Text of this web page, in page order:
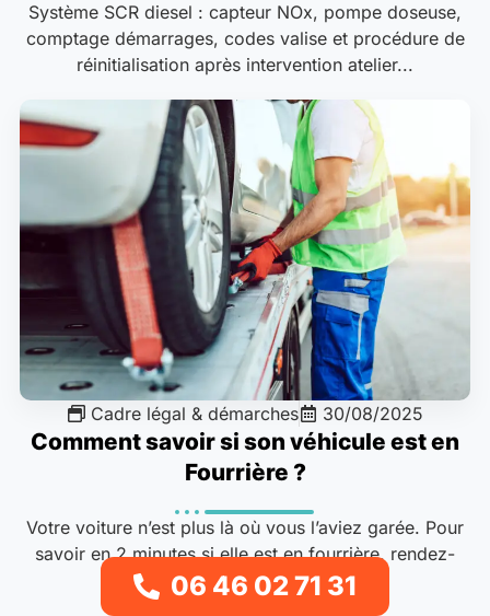
Système SCR diesel : capteur NOx, pompe doseuse,
comptage démarrages, codes valise et procédure de
réinitialisation après intervention atelier...
Cadre légal & démarches 30/08/2025
Comment savoir si son véhicule est en
Fourrière ?
Votre voiture n’est plus là où vous l’aviez garée. Pour
savoir en 2 minutes si elle est en fourrière, rendez-
vous..
06 46 02 71 31